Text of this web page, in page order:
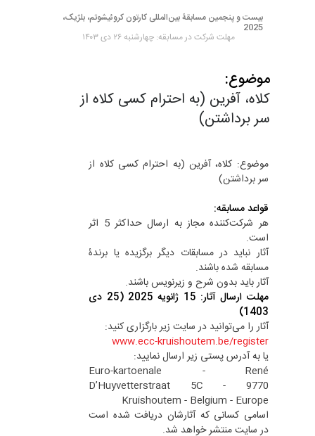
بیست و پنجمین مسابقۀ بین‌المللی کارتون کروئیشوتم، بلژیک،
2025
مهلت شرکت در مسابقه: چهارشنبه ۲۶ دی ۱۴۰۳
موضوع:
کلاه، آفرین (به احترام کسی کلاه از
سر برداشتن)
موضوع: کلاه، آفرین (به احترام کسی کلاه از
سر برداشتن)
قواعد مسابقه:
هر شرکت‌کننده مجاز به ارسال حداکثر 5 اثر
است.
آثار نباید در مسابقات دیگر برگزیده یا برندۀ
مسابقه شده باشند.
آثار باید بدون شرح و زیرنویس باشند.
مهلت ارسال آثار: 15 ژانویه 2025 (25 دی
1403)
آثار را می‌توانید در سایت زیر بارگزاری کنید:
www.ecc-kruishoutem.be/register
یا به آدرس پستی زیر ارسال نمایید:
Euro-kartoenale - René
D’Huyvetterstraat 5C - 9770
Kruishoutem - Belgium - Europe
اسامی کسانی که آثارشان دریافت شده است
در سایت منتشر خواهد شد.